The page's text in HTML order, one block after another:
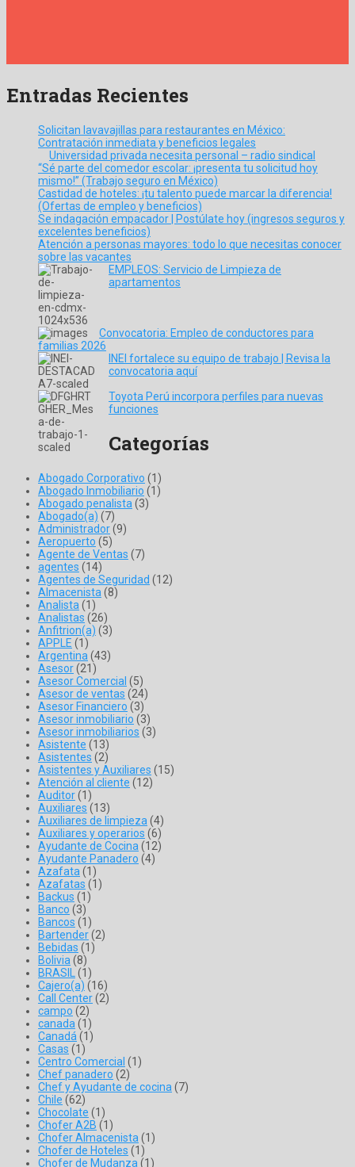
Entradas Recientes
Solicitan lavavajillas para restaurantes en México:
Contratación inmediata y beneficios legales
Universidad privada necesita personal – radio sindical
“Sé parte del comedor escolar: ¡presenta tu solicitud hoy
mismo!” (Trabajo seguro en México)
Castidad de hoteles: ¡tu talento puede marcar la diferencia!
(Ofertas de empleo y beneficios)
Se indagación empacador | Postúlate hoy (ingresos seguros y
excelentes beneficios)
Atención a personas mayores: todo lo que necesitas conocer
sobre las vacantes
EMPLEOS: Servicio de Limpieza de
apartamentos
Convocatoria: Empleo de conductores para
familias 2026
INEI fortalece su equipo de trabajo | Revisa la
convocatoria aquí
Toyota Perú incorpora perfiles para nuevas
funciones
Categorías
Abogado Corporativo (1)
Abogado Inmobiliario (1)
Abogado penalista(3)
Abogado(a) (7)
Administrador(9)
Aeropuerto (5)
Agente de Ventas (7)
agentes (14)
Agentes de Seguridad (12)
Almacenista(8)
Analista(1)
Analistas (26)
Anfitrion(a) (3)
APPLE (1)
Argentina(43)
Asesor(21)
Asesor Comercial (5)
Asesor de ventas (24)
Asesor Financiero (3)
Asesor inmobiliario (3)
Asesor inmobiliarios (3)
Asistente (13)
Asistentes (2)
Asistentes y Auxiliares (15)
Atención al cliente (12)
Auditor(1)
Auxiliares (13)
Auxiliares de limpieza(4)
Auxiliares y operarios (6)
Ayudante de Cocina(12)
Ayudante Panadero (4)
Azafata(1)
Azafatas (1)
Backus (1)
Banco (3)
Bancos (1)
Bartender(2)
Bebidas (1)
Bolivia(8)
BRASIL(1)
Cajero(a) (16)
Call Center(2)
campo (2)
canada(1)
Canadá(1)
Casas (1)
Centro Comercial (1)
Chef panadero (2)
Chef y Ayudante de cocina(7)
Chile (62)
Chocolate (1)
Chofer A2B (1)
Chofer Almacenista(1)
Chofer de Hoteles (1)
Chofer de Mudanza(1)